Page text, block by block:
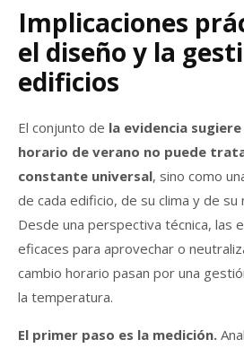
Implicaciones
el diseño y la
edificios
El conjunto de la evidencia
horario de verano no puede
constante universal, sino como
de cada edificio, de su clima y de
Desde una perspectiva técnica, las
eficaces para aprovechar o
cambio horario pasan por una
la temperatura.
El primer paso es la medición.